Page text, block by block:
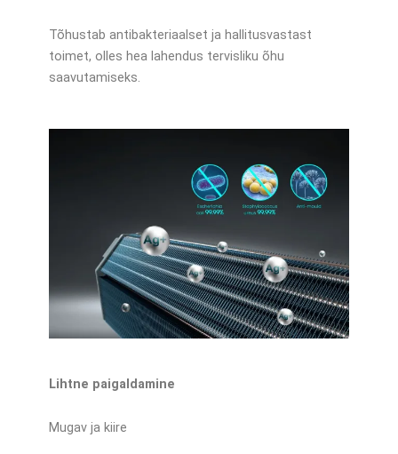
Tõhustab antibakteriaalset ja hallitusvastast
toimet, olles hea lahendus tervisliku õhu
saavutamiseks.
Lihtne paigaldamine
Mugav ja kiire